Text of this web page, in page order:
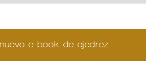
e-book de ajedrez